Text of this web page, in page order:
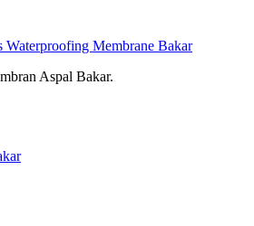
Waterproofing Membrane Bakar
Aspal Bakar.